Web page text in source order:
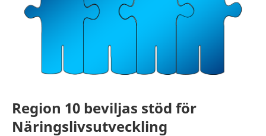
Region 10 beviljas stöd för
Näringslivsutveckling